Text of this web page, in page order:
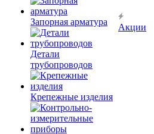
Запорная арматура
Детали
трубопроводов
Крепежные изделия
Акции